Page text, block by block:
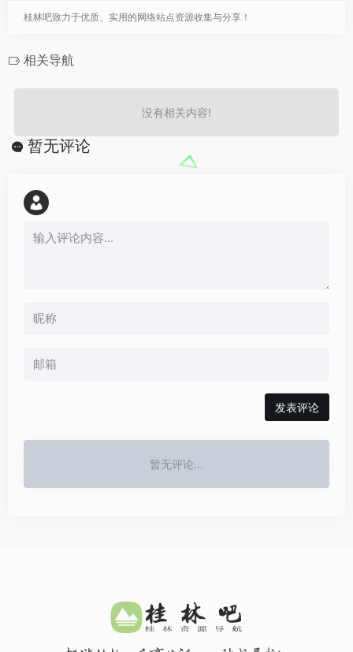
桂林吧致力于优质、实用的网络站点资源收集与分享！
相关导航
没有相关内容!
暂无评论
发表评论
暂无评论...